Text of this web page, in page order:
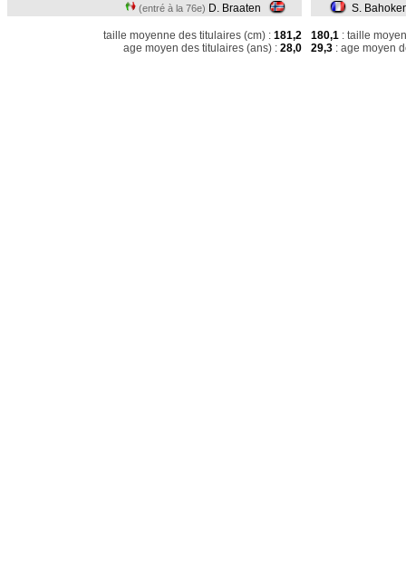
(entré à la 76e) D. Braaten
taille moyenne des titulaires (cm) : 181,2
age moyen des titulaires (ans) : 28,0
S.
180,1 : taille
29,3 : age moyen